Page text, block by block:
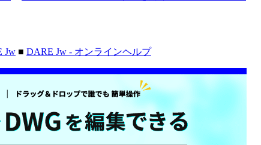
Jw ■ DARE Jw - オンラインヘルプ